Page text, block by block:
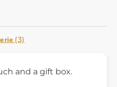
(3)
and a gift box.